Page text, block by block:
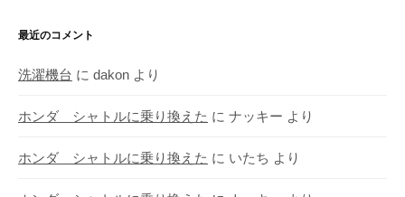
最近のコメント
洗濯機台 に dakon より
ホンダ シャトルに乗り換えた に ナッキー より
ホンダ シャトルに乗り換えた に いたち より